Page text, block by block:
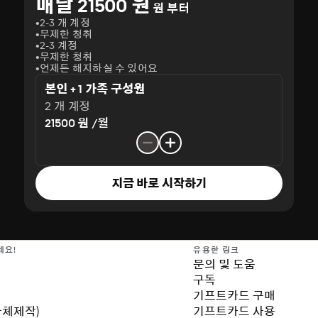
매달 21500 원 원 부터
2-3 개 계정
무제한 청취
2-3 계정
무제한 청취
언제든 해지하실 수 있어요
본인 + 1 가족 구성원
2 개 계정
21500 원 /월
지금 바로 시작하기
요!
제작)
유용한 링크
문의 및 도움
구독
기프트카드 구매
기프트카드 사용